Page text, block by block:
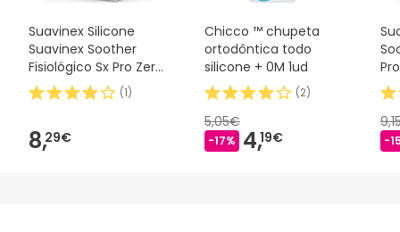
Suavinex Silicone
Suavinex Soother
Fisiológico Sx Pro Zero
2m 1 peça
(1)
8,29€
Chicco ™ chupeta
ortodôntica todo
silicone + 0M 1ud
(2)
5,05€
-17% 4,19€ -